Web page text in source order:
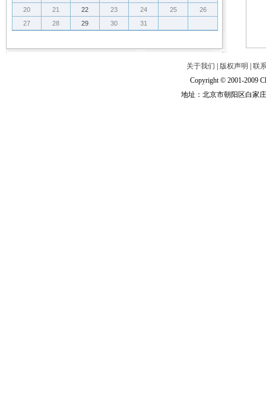
20
21 22 23 24 25
26
27
28 29 30 31
关于我们 版权声明
联
Copyright © 2001-2009
地址：北京市朝阳区白家